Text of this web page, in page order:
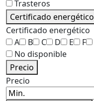
Trasteros
Certificado energético
Certificado energético
A
B C D E F
No disponible
Precio
Precio